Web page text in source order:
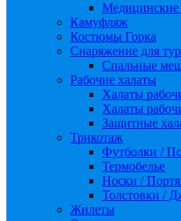
Медицинские
Камуфляж
Костюмы Горка
Снаряжение для
Спальные
Рабочие халаты
Халаты
Халаты
Защитные
Трикотаж
Футболки /
Термобелье
Носки /
Толстовки /
Жилеты